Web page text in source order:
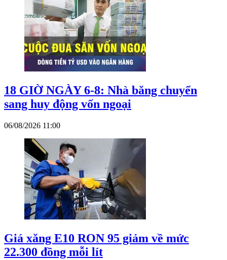
18 GIỜ NGÀY 6-8: Nhà băng chuyển
sang huy động vốn ngoại
06/08/2026 11:00
Giá xăng E10 RON 95 giảm về mức
22.300 đồng mỗi lít